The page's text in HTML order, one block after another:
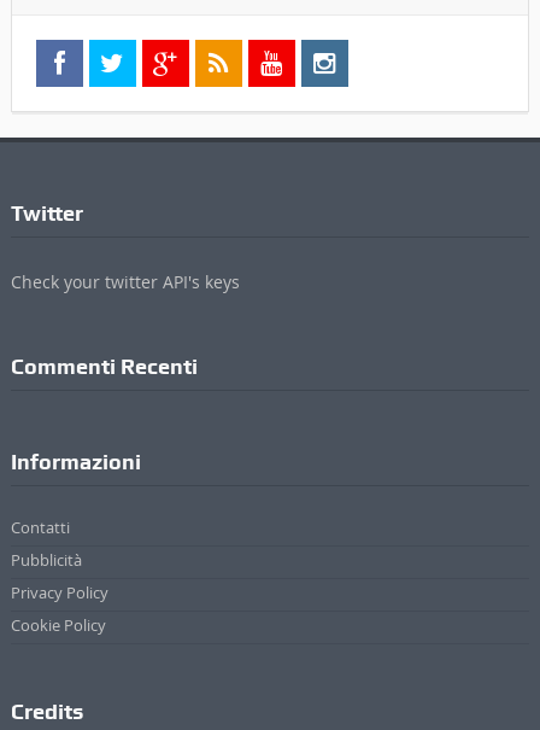
Twitter
Check your twitter API's keys
Commenti Recenti
Informazioni
Contatti
Pubblicità
Privacy Policy
Cookie Policy
Credits